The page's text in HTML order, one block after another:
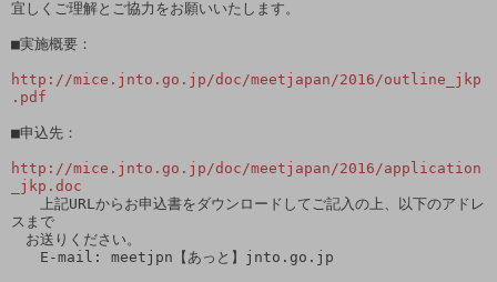
宜しくご理解とご協力をお願いいたします。
■実施概要：
http://mice.jnto.go.jp/doc/meetjapan/2016/outline_jkp
.pdf
■申込先：
http://mice.jnto.go.jp/doc/meetjapan/2016/application
_jkp.doc
上記URLからお申込書をダウンロードしてご記入の上、以下のアドレ
スまで
お送りください。
E-mail: meetjpn【あっと】jnto.go.jp